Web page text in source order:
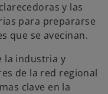
y las
para prepararse
que se avecinan.
la industria y
de la red regional
clave en la